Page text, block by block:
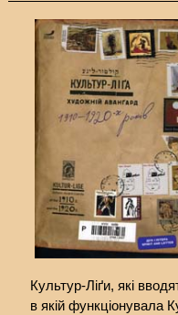
Культур-Ліґи, які
в якій функціонувала